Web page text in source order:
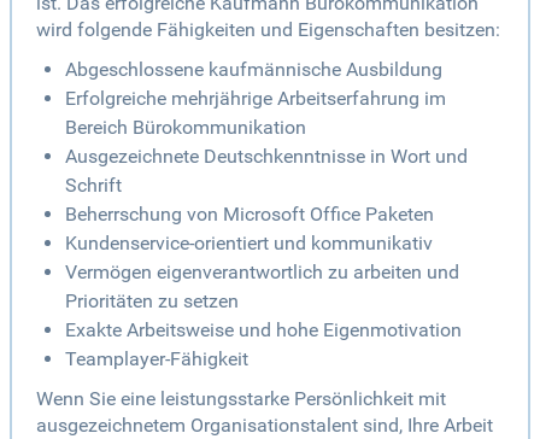
wird folgende Fähigkeiten und Eigenschaften besitzen:
Abgeschlossene kaufmännische Ausbildung
Erfolgreiche mehrjährige Arbeitserfahrung im
Bereich Bürokommunikation
Ausgezeichnete Deutschkenntnisse in Wort und
Schrift
Beherrschung von Microsoft Office Paketen
Kundenservice-orientiert und kommunikativ
Vermögen eigenverantwortlich zu arbeiten und
Prioritäten zu setzen
Exakte Arbeitsweise und hohe Eigenmotivation
Teamplayer-Fähigkeit
Wenn Sie eine leistungsstarke Persönlichkeit mit
ausgezeichnetem Organisationstalent sind, Ihre Arbeit